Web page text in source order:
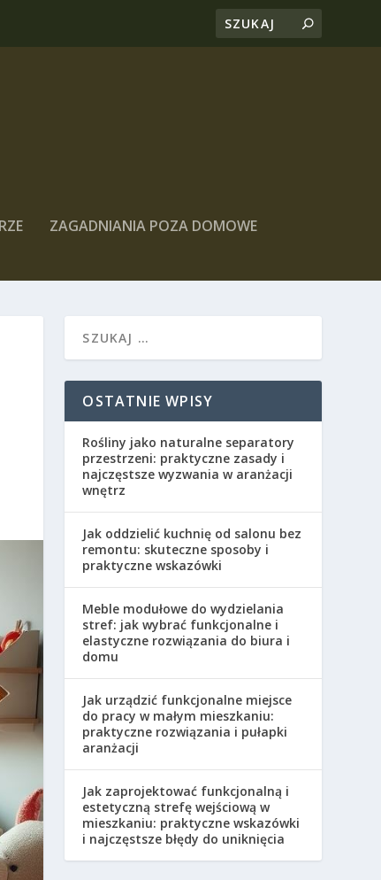
ZAGADNIANIA POZA DOMOWE
OSTATNIE WPISY
Rośliny jako naturalne separatory
przestrzeni: praktyczne zasady i
najczęstsze wyzwania w aranżacji
wnętrz
Jak oddzielić kuchnię od salonu bez
remontu: skuteczne sposoby i
praktyczne wskazówki
Meble modułowe do wydzielania
stref: jak wybrać funkcjonalne i
elastyczne rozwiązania do biura i
domu
Jak urządzić funkcjonalne miejsce
do pracy w małym mieszkaniu:
praktyczne rozwiązania i pułapki
aranżacji
Jak zaprojektować funkcjonalną i
estetyczną strefę wejściową w
mieszkaniu: praktyczne wskazówki
i najczęstsze błędy do uniknięcia